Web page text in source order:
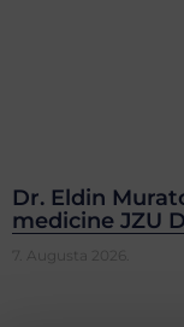
Dr. Eldin
medicine JZU
7. Augusta 2026.